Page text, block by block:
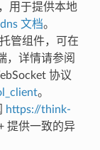
用于提供本地
文档。
管组件，可在
，详情请参阅
协议
。
https://think-
提供一致的异